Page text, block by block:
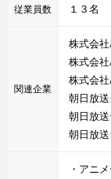
従業員数 １３名
関連企業
株式会
株式会
株式会
朝日放
朝日放
朝日放
・アニ